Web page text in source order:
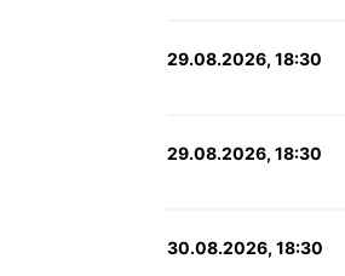
29.08.2026, 18:30
29.08.2026, 18:30
30.08.2026, 18:30